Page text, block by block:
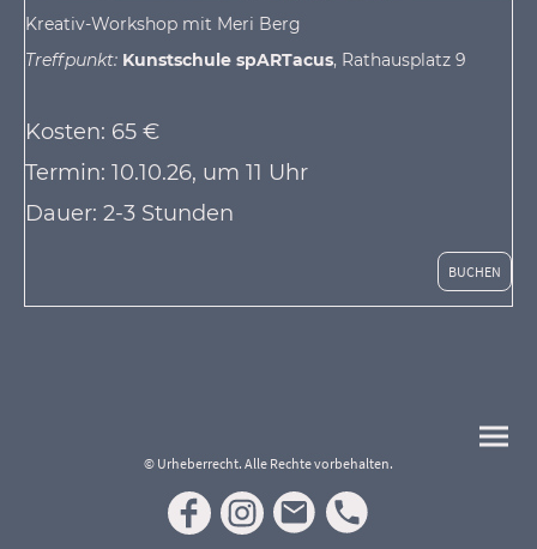
Kreativ-Workshop mit Meri Berg
Treffpunkt: Kunstschule spARTacus, Rathausplatz 9
Kosten: 65 €
Termin: 10.10.26, um 11 Uhr
Dauer: 2-3 Stunden
BUCHEN
© Urheberrecht. Alle Rechte vorbehalten.